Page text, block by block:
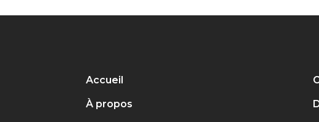
Accueil
À propos